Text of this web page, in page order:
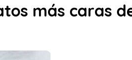
más caras